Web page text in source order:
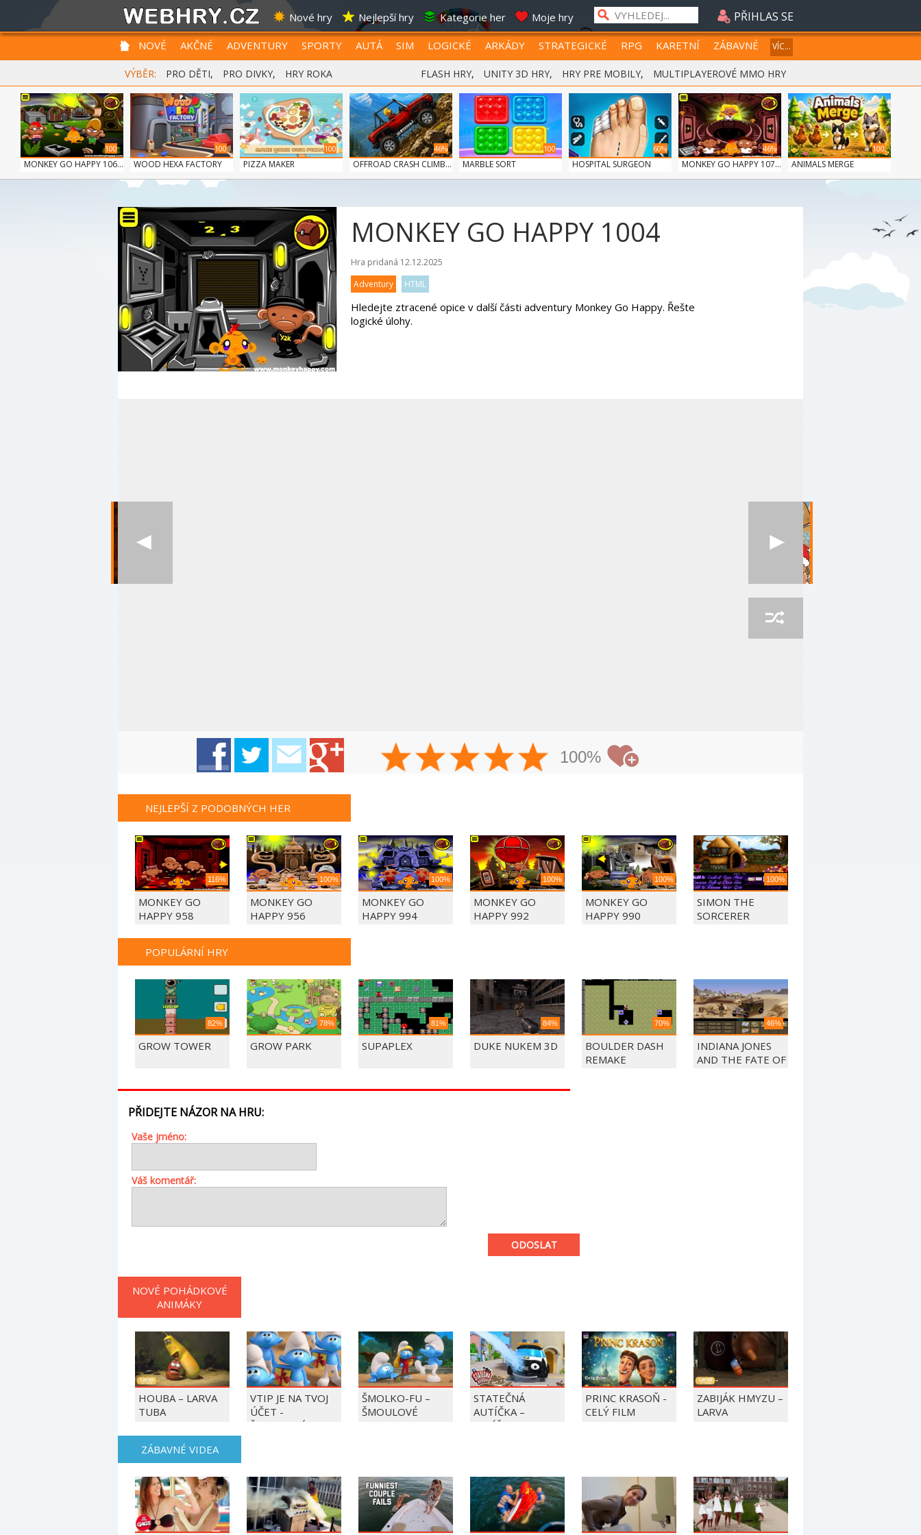
Nové hry Nejlepší hry Kategorie her Moje hry PŘIHLAS SE
NOVÉ AKČNÉ ADVENTURY SPORTY AUTÁ SIM LOGICKÉ ARKÁDY STRATEGICKÉ RPG KARETNÍ ZÁBAVNÉ VÍC...
VÝBĚR: PRO DĚTI, PRO DIVKY, HRY ROKA FLASH HRY, UNITY 3D HRY, HRY PRE MOBILY, MULTIPLAYEROVÉ MMO HRY
100
MONKEY GO HAPPY 106...
100
WOOD HEXA FACTORY
100
PIZZA MAKER
46%
OFFROAD CRASH CLIMB...
100
MARBLE SORT
60%
HOSPITAL SURGEON
46%
MONKEY GO HAPPY 107...
100
ANIMALS MERGE
MONKEY GO HAPPY 1004
Hra pridaná 12.12.2025
Adventury
HTML
Hledejte ztracené opice v další části adventury Monkey Go Happy. Řešte
logické úlohy.
100%
NEJLEPŠÍ Z PODOBNÝCH HER
116%
MONKEY GO
HAPPY 958
100%
MONKEY GO
HAPPY 956
100%
MONKEY GO
HAPPY 994
100%
MONKEY GO
HAPPY 992
100%
MONKEY GO
HAPPY 990
100%
SIMON THE
SORCERER
POPULÁRNÍ HRY
82%
GROW TOWER
78%
GROW PARK
81%
SUPAPLEX
84%
DUKE NUKEM 3D
70%
BOULDER DASH
REMAKE
46%
INDIANA JONES
AND THE FATE OF
PŘIDEJTE NÁZOR NA HRU:
Vaše jméno:
Váš komentář:
ODOSLAT
NOVÉ POHÁDKOVÉ
ANIMÁKY
HOUBA – LARVA
TUBA
VTIP JE NA TVOJ
ÚČET -
ŠMOULOVÉ
ŠMOLKO-FU –
ŠMOULOVÉ
STATEČNÁ
AUTÍČKA –
BALÍČEK PIERRE
PRINC KRASOŇ -
CELÝ FILM
ZABIJÁK HMYZU –
LARVA
ZÁBAVNÉ VIDEA